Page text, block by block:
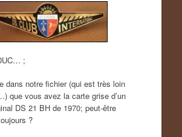
;
dans notre fichier (qui est très loin
que vous avez la carte grise d’un
DS 21 BH de 1970; peut-être
?